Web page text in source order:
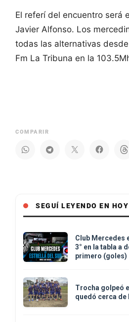
El referí del encuentro será
Javier Alfonso. Los
todas las alternativas
Fm La Tribuna en la
COMPARIR
SEGUÍ LEYENDO EN
Club Mercedes
3° en la tabla a
primero (goles)
Trocha golpeó
quedó cerca de